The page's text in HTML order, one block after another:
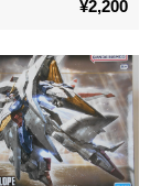
¥2,200